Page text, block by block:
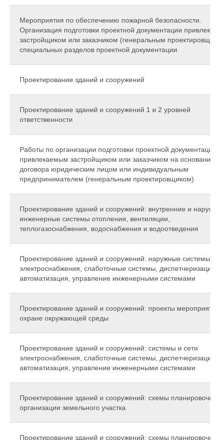
Мероприятия по обеспечению пожарной безопасности.
Организация подготовки проектной документации
застройщиком или заказчиком (генеральным
специальных разделов проектной документации
Проектирование зданий и сооружений
Проектирование зданий и сооружений 1 и 2 уровней
ответственности
Работы по организации подготовки проектной документации
привлекаемым застройщиком или заказчиком на основании
договора юридическим лицом или индивидуальным
предпринимателем (генеральным проектировщиком)
Проектирование зданий и сооружений: внутренние и
инженерные системы отопления, вентиляции,
теплогазоснабжения, водоснабжения и водоотведения
Проектирование зданий и сооружений: наружные системы и
электроснабжения, слаботочные системы, диспетчеризация,
автоматизация, управление инженерными системами
Проектирование зданий и сооружений: проекты
охране окружающей среды
Проектирование зданий и сооружений: системы и сети
электроснабжения, слаботочные системы, диспетчеризация,
автоматизация, управление инженерными системами
Проектирование зданий и сооружений: схемы
организации земельного участка
Проектирование зданий и сооружений: схемы